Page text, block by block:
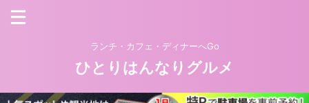
ランチ・カフェ・ディナーへGo
ひとりはんなりグルメ